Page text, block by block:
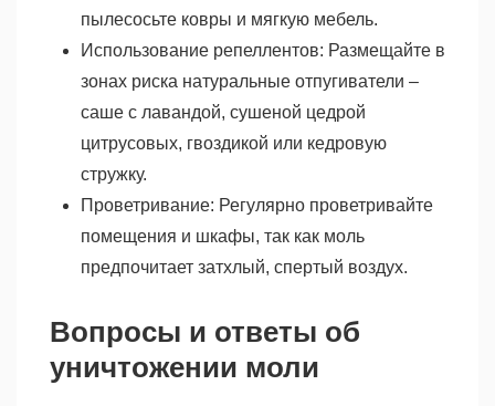
пылесосьте ковры и мягкую мебель.
Использование репеллентов: Размещайте в
зонах риска натуральные отпугиватели –
саше с лавандой, сушеной цедрой
цитрусовых, гвоздикой или кедровую
стружку.
Проветривание: Регулярно проветривайте
помещения и шкафы, так как моль
предпочитает затхлый, спертый воздух.
Вопросы и ответы об
уничтожении моли